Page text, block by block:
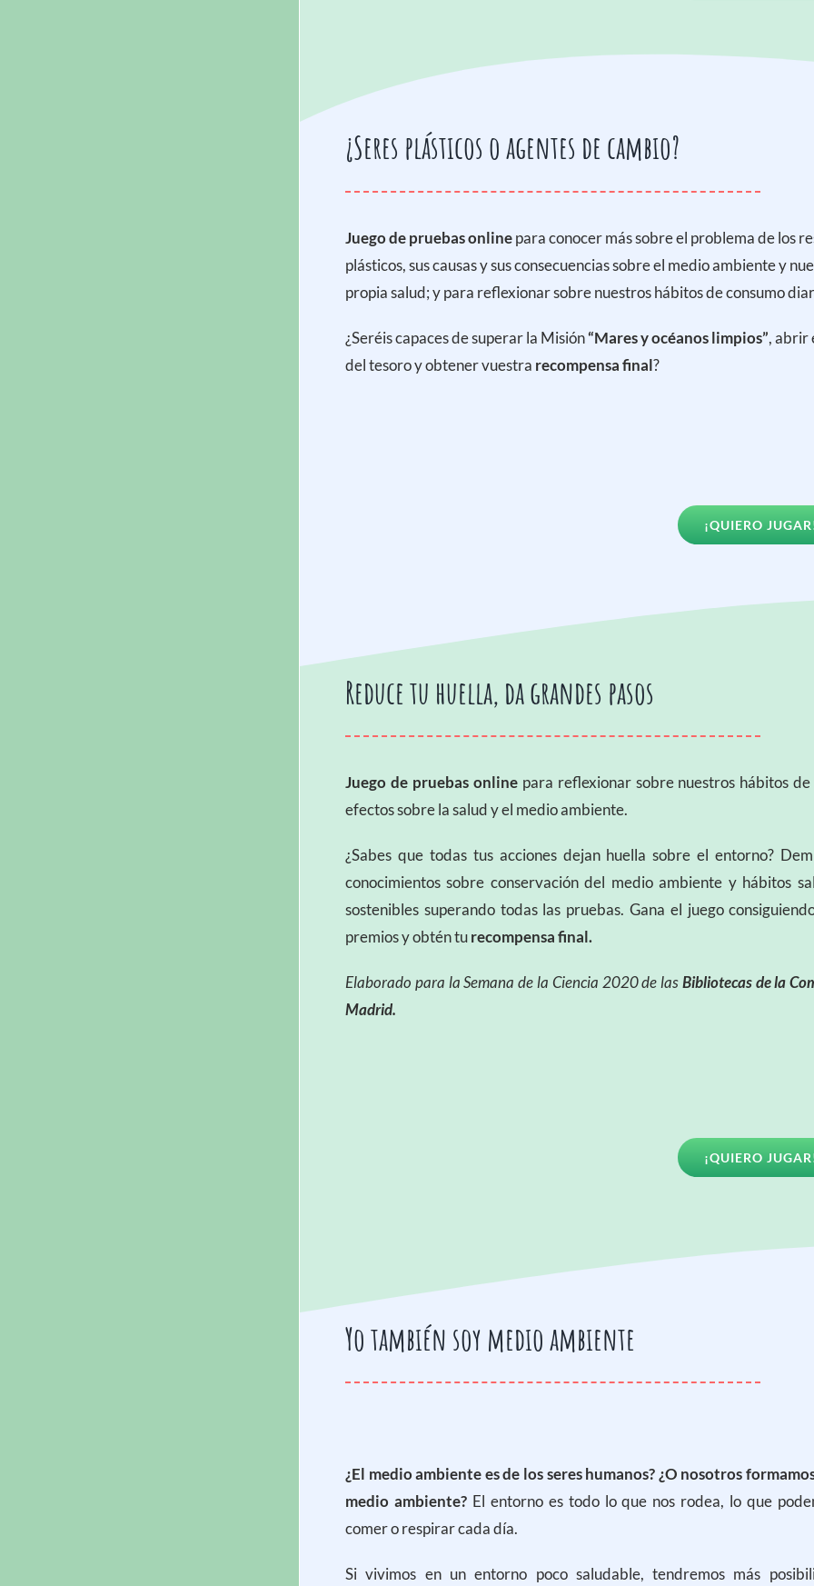
¿Seres plásticos o agentes de cambio?
Juego de pruebas onlinepara conocer más sobre el problema de los
plásticos, sus causas y sus consecuencias sobre el medio ambiente y
propia salud; y para reflexionar sobre nuestros hábitos de consumo
¿Seréis capaces de superar la Misión“Mares y océanos limpios”, abrir
del tesoro y obtener vuestra recompensa final?
¡QUIERO
Reduce tu huella, da grandes pasos
Juego de pruebas onlinepara reflexionar sobre nuestros hábitos de
efectos sobre la salud y el medio ambiente.
¿Sabes que todas tus acciones dejan huella sobre el entorno?
conocimientos sobre conservación del medio ambiente y hábitos
sostenibles superando todas las pruebas. Gana el juego
premios y obtén turecompensa final.
Elaborado para la Semana de la Ciencia 2020 de lasBibliotecas de la
Madrid.
¡QUIERO
Yo también soy medio ambiente
¿El medio ambiente es de los seres humanos? ¿O nosotros
medio ambiente?El entorno es todo lo que nos rodea, lo que
comer o respirar cada día.
Si vivimos en un entorno poco saludable, tendremos más